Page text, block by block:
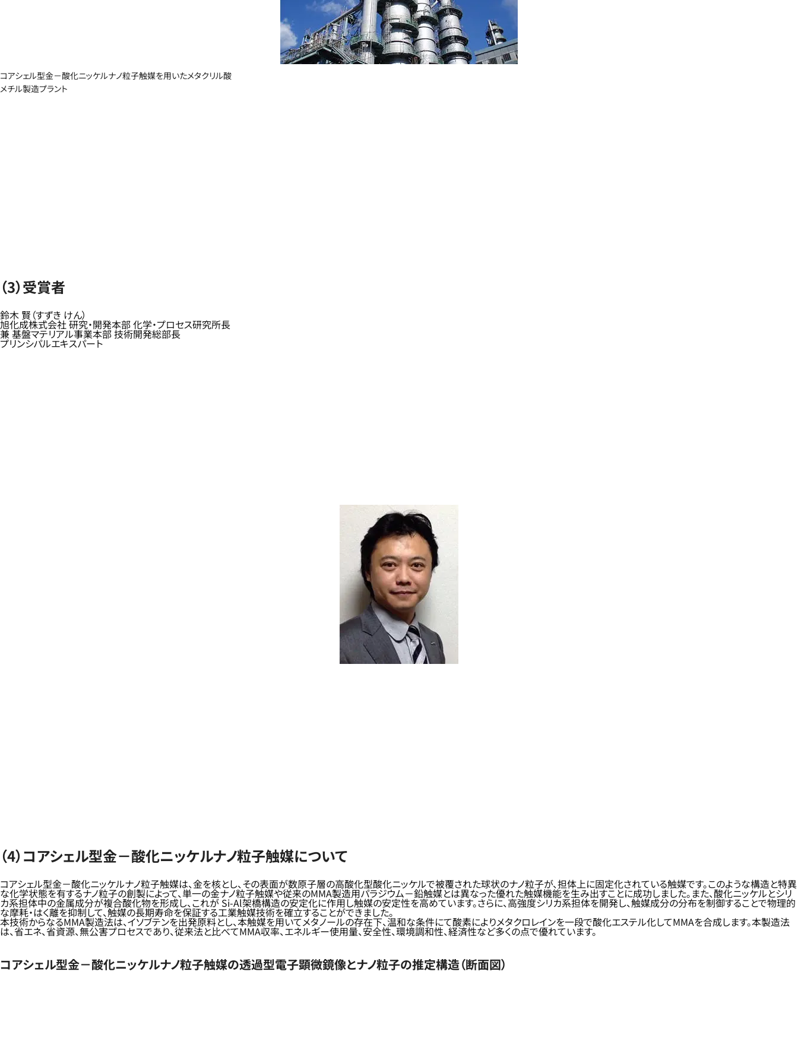
コアシェル型金－酸化ニッケルナノ粒子触媒を用いたメタクリル酸
メチル製造プラント
（3）受賞者
鈴木 賢（すずき けん）
旭化成株式会社 研究・開発本部 化学・プロセス研究所長
兼 基盤マテリアル事業本部 技術開発総部長
プリンシパルエキスパート
（4）コアシェル型金－酸化ニッケルナノ粒子触媒について
コアシェル型金－酸化ニッケルナノ粒子触媒は、金を核とし、その表面が数原子層の高酸化型酸化ニッケルで被覆された球状のナノ粒子が、担体上に固定化されている触媒です。このような構造と特異
な化学状態を有するナノ粒子の創製によって、単一の金ナノ粒子触媒や従来のMMA製造用パラジウム－鉛触媒とは異なった優れた触媒機能を生み出すことに成功しました。また、酸化ニッケルとシリ
カ系担体中の金属成分が複合酸化物を形成し、これが Si-Al架橋構造の安定化に作用し触媒の安定性を高めています。さらに、高強度シリカ系担体を開発し、触媒成分の分布を制御することで物理的
な摩耗・はく離を抑制して、触媒の長期寿命を保証する工業触媒技術を確立することができました。
本技術からなるMMA製造法は、イソブテンを出発原料とし、本触媒を用いてメタノールの存在下、温和な条件にて酸素によりメタクロレインを一段で酸化エステル化してMMAを合成します。本製造法
は、省エネ、省資源、無公害プロセスであり、従来法と比べてMMA収率、エネルギー使用量、安全性、環境調和性、経済性など多くの点で優れています。
コアシェル型金－酸化ニッケルナノ粒子触媒の透過型電子顕微鏡像とナノ粒子の推定構造（断面図）